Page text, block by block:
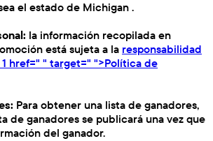
el estado de Michigan .
la información recopilada en
está sujeta a la responsabilidad
href=" " target=" ">Política de
Para obtener una lista de ganadores,
de ganadores se publicará una vez que
del ganador.